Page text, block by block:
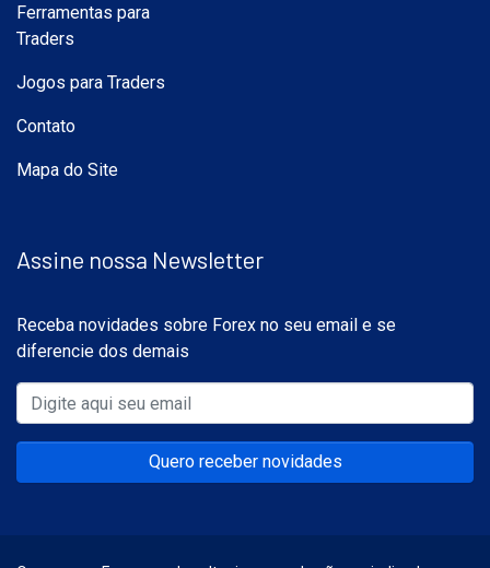
Ferramentas para
Traders
Jogos para Traders
Contato
Mapa do Site
Assine nossa Newsletter
Receba novidades sobre Forex no seu email e se
diferencie dos demais
Quero receber novidades